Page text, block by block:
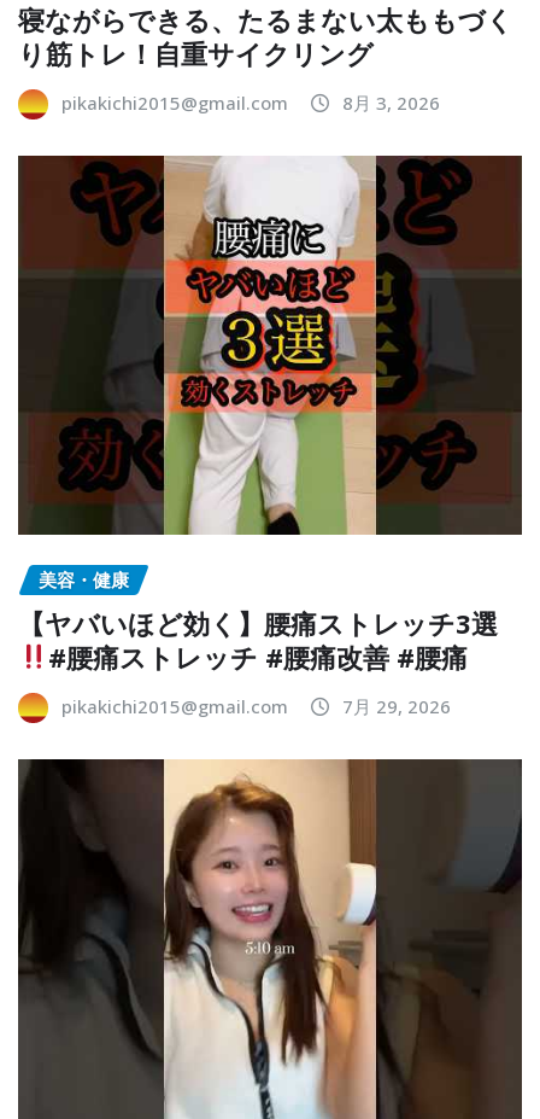
寝ながらできる、たるまない太ももづく
り筋トレ！自重サイクリング
pikakichi2015@gmail.com 8月 3, 2026
美容・健康
【ヤバいほど効く】腰痛ストレッチ3選
#腰痛ストレッチ #腰痛改善 #腰痛
pikakichi2015@gmail.com 7月 29, 2026